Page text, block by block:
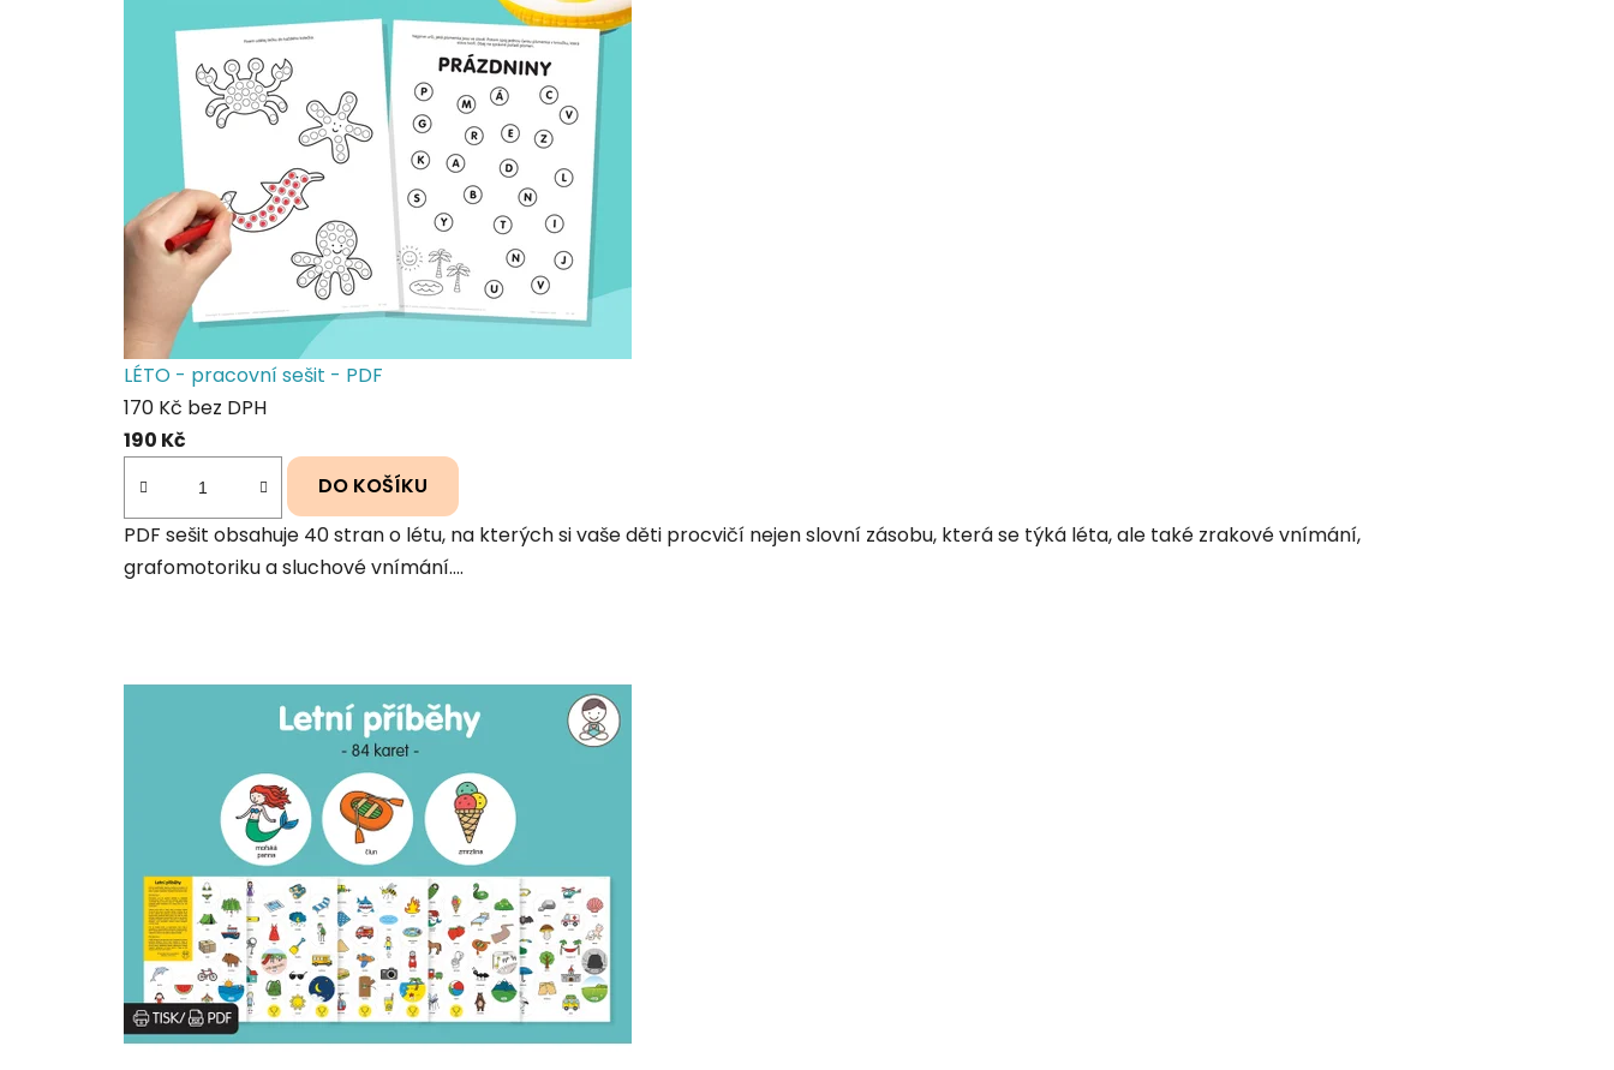
LÉTO - pracovní sešit - PDF
170 Kč bez DPH
190 Kč
DO KOŠÍKU
PDF sešit obsahuje 40 stran o létu, na kterých si vaše děti procvičí nejen slovní zásobu, která se týká léta, ale také zrakové vnímání,
grafomotoriku a sluchové vnímání....